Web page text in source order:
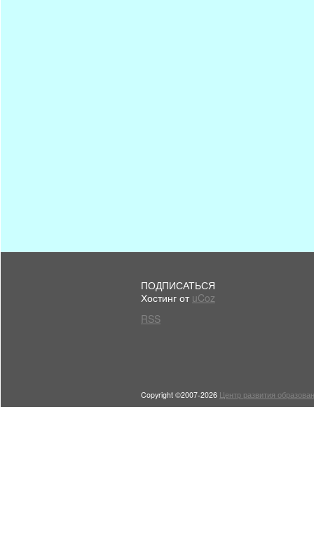
ПОДПИСАТЬСЯ
Хостинг от uCoz
RSS
Copyright ©2007-2026 Центр развития